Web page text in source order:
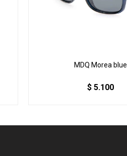
MDQ Morea blue
$ 5.100